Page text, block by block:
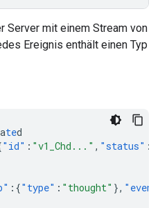
Server mit einem Stream von
Ereignis enthält einen Typ
ted
"id" : "v1_Chd..." , "status" :
:{"type" : "thought" },